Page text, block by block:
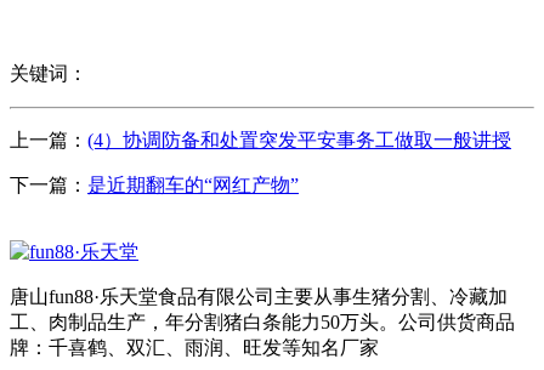
关键词：
上一篇： (4）协调防备和处置突发平安事务工做取一般讲授
下一篇： 是近期翻车的“网红产物”
唐山fun88·乐天堂食品有限公司主要从事生猪分割、冷藏加
工、肉制品生产，年分割猪白条能力50万头。公司供货商品
牌：千喜鹤、双汇、雨润、旺发等知名厂家